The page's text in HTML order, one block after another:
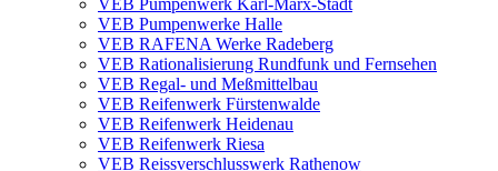
VEB Pumpenwerk Karl-Marx-Stadt
VEB Pumpenwerke Halle
VEB RAFENA Werke Radeberg
VEB Rationalisierung Rundfunk und Fernsehen
VEB Regal- und Meßmittelbau
VEB Reifenwerk Fürstenwalde
VEB Reifenwerk Heidenau
VEB Reifenwerk Riesa
VEB Reissverschlusswerk Rathenow